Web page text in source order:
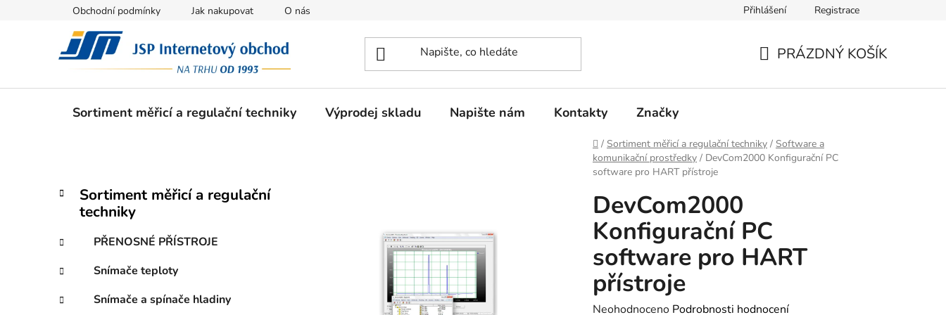
Obchodní podmínky Jak nakupovat O nás Přihlášení Registrace
PRÁZDNÝ KOŠÍK
Sortiment měřicí a regulační techniky Výprodej skladu Napište nám Kontakty Značky
Domů
/ Sortiment měřicí a regulační techniky / Software a
komunikační prostředky / DevCom2000 Konfigurační PC
software pro HART přístroje
P
t
a
n
Přeskočit
kategorie
K
a
g
r
i
e
Sortiment měřicí a regulační
techniky
PŘENOSNÉ PŘÍSTROJE
Snímače teploty
Snímače a spínače hladiny
DevCom2000
Konfigurační PC
software pro HART
přístroje
Průměrné
Neohodnoceno Podrobnosti hodnocení